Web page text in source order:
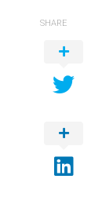
SHARE